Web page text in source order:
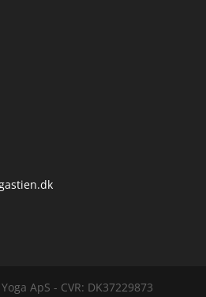
ApS - CVR: DK37229873